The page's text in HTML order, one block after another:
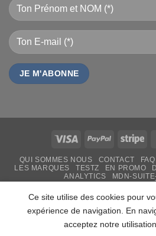
Visa PayPal
QUI SOMMES NOUS CONTACT FAQ
LES MARQUES
TESTZ EN PROMO
ANALYTICS
MDN-
FÊTE DES MÈRES 31 MAI
PASS LIVRAISON &
Copyright 2026 ©
Ce site utilise des cookies pour
expérience de navigation. En
acceptez notre